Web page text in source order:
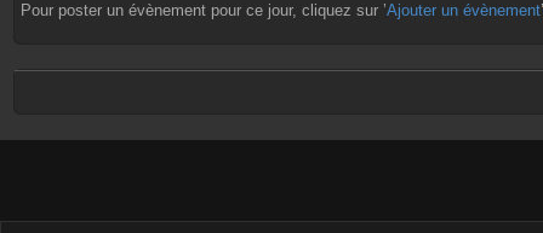
Pour poster un évènement pour ce jour, cliquez sur ’Ajouter un évènement